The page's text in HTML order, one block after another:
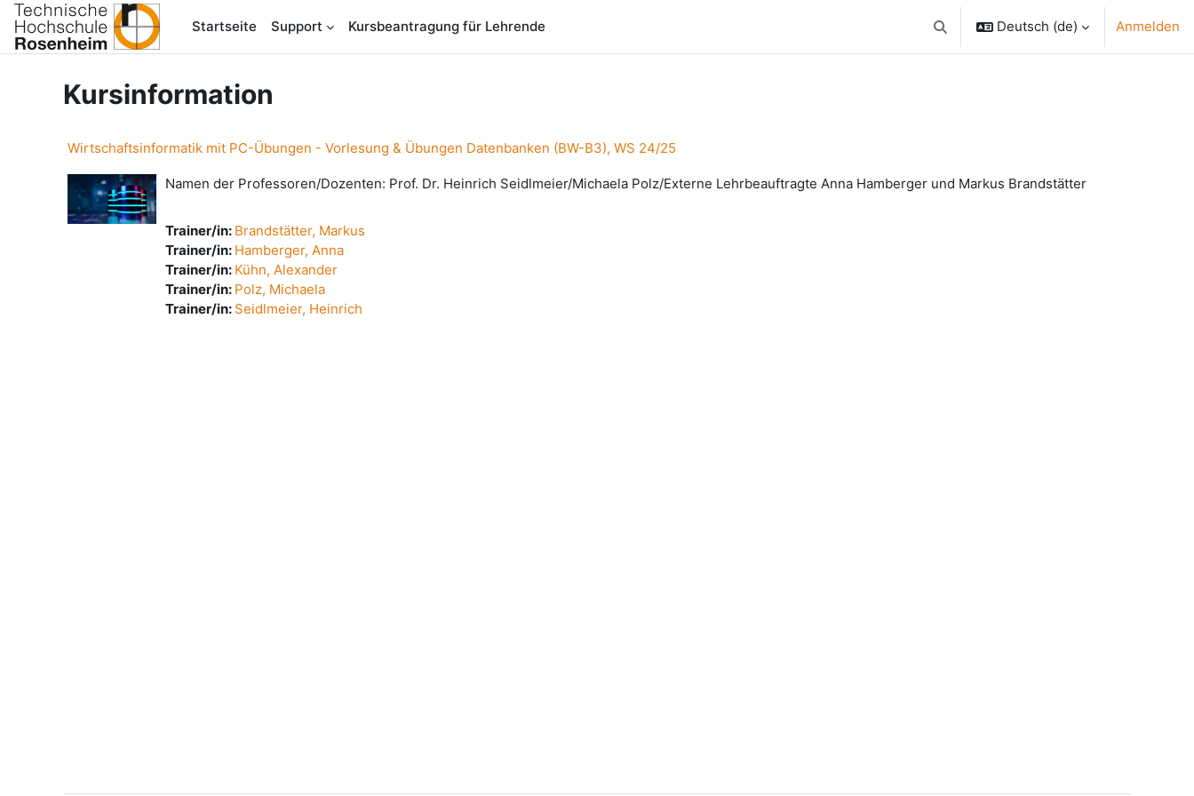
Zum Hauptinhalt
Startseite
Support Kursbeantragung für Lehrende Sucheingabe umschalten
Deutsch ‎(de)‎ Anmelden
Kursinformation
Wirtschaftsinformatik mit PC-Übungen - Vorlesung & Übungen Datenbanken (BW-B3), WS 24/25
Namen der Professoren/Dozenten: Prof. Dr. Heinrich Seidlmeier/Michaela Polz/Externe Lehrbeauftragte Anna Hamberger und Markus Brandstätter
Trainer/in: Brandstätter, Markus
Trainer/in: Hamberger, Anna
Trainer/in: Kühn, Alexander
Trainer/in: Polz, Michaela
Trainer/in: Seidlmeier, Heinrich